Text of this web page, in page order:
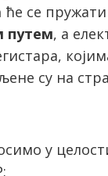
ће се пружати
путем, а
су на
у